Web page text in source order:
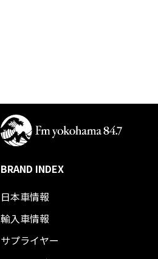
BRAND INDEX
日本車情報​
輸入車情報
サプライヤー